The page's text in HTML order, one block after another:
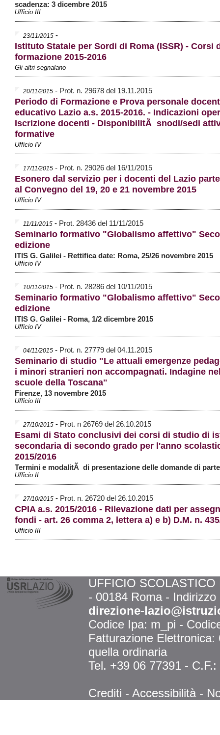
scadenza: 3 dicembre 2015
Ufficio III
23/11/2015 -
Istituto Statale per Sordi di Roma (ISSR) - Corsi
formazione 2015-2016
Gli altri segnalano
20/11/2015 - Prot. n. 29678 del 19.11.2015
Periodo di Formazione e Prova personale
educativo Lazio a.s. 2015-2016. - Indicazioni
Iscrizione docenti - DisponibilitÃ snodi/sedi
formative
Ufficio IV
17/11/2015 - Prot. n. 29026 del 16/11/2015
Esonero dal servizio per i docenti del Lazio
al Convegno del 19, 20 e 21 novembre 2015
Ufficio IV
11/11/2015 - Prot. 28436 del 11/11/2015
Seminario formativo "Globalismo affettivo"
edizione
ITIS G. Galilei - Rettifica date: Roma, 25/26 novembre 2015
Ufficio IV
10/11/2015 - Prot. n. 28286 del 10/11/2015
Seminario formativo "Globalismo affettivo"
edizione
ITIS G. Galilei - Roma, 1/2 dicembre 2015
Ufficio IV
04/11/2015 - Prot. n. 27779 del 04.11.2015
Seminario di studio "Le attuali emergenze
i minori stranieri non accompagnati. Indagine
scuole della Toscana"
Firenze, 13 novembre 2015
Ufficio III
27/10/2015 - Prot. n 26769 del 26.10.2015
Esami di Stato conclusivi dei corsi di studio di
secondaria di secondo grado per l'anno
2015/2016
Termini e modalitÃ di presentazione delle domande di
Ufficio II
27/10/2015 - Prot. n. 26720 del 26.10.2015
CPIA a.s. 2015/2016 - Rilevazione dati per
fondi - art. 26 comma 2, lettera a) e b) D.M. n.
Ufficio III
UFFICIO
- 00184 Roma -
direzione-
Codice Ipa: m_pi -
Fatturazione
quella ordinaria
Tel. +39 06 77391 -
Crediti - Accessibilità -